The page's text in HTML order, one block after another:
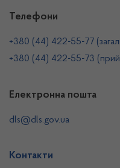
Телефони
+380 (44) 422-55-77
+380 (44) 422-55-73
Електронна пошта
dls@dls.gov.ua
Контакти